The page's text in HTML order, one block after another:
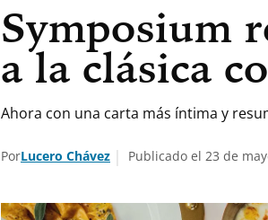
Symposium
a la clásica
Ahora con una carta más íntima y
PorLucero Chávez Publicado el 23 de